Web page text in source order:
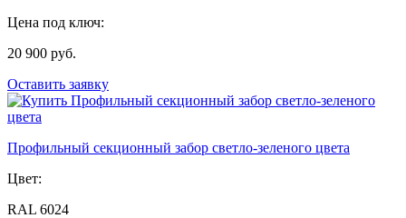
Цена под ключ:
20 900 руб.
Оставить заявку
Профильный секционный забор светло-зеленого цвета
Цвет:
RAL 6024